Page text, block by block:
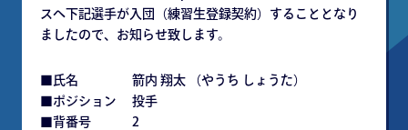
スへ下記選手が入団（練習生登録契約）することとなり
ましたので、お知らせ致します。
■氏名 箭内 翔太 （やうち しょうた）
■ポジション 投手
■背番号 2